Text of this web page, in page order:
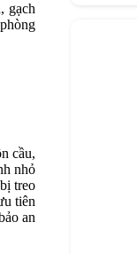
gạch
cầu,
nhỏ
treo
tiên
an